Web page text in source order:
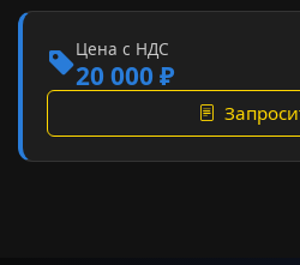
Цена с НДС
20 000 ₽